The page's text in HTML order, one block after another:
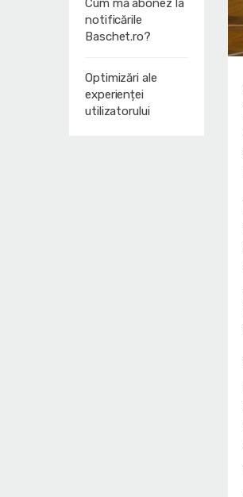
Cum mă abonez la
notificările
Baschet.ro?
Optimizări ale
experienței
utilizatorului